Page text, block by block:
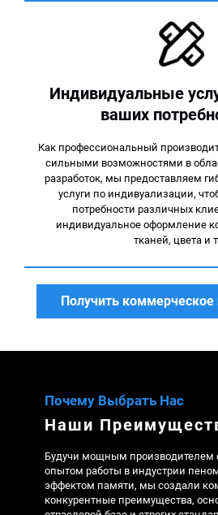
Индивидуальные
ваших
Как профессиональный
сильными возможностями в
разработок, мы предоставляем
услуги по индивуализации,
потребности различных
индивидуальное оформление
тканей, цвета и
Получить
Почему Выбрать Нас
Наши
Будучи мощным производителем
опытом работы в индустрии
эффектом памяти, мы создали
конкурентные преимущества,